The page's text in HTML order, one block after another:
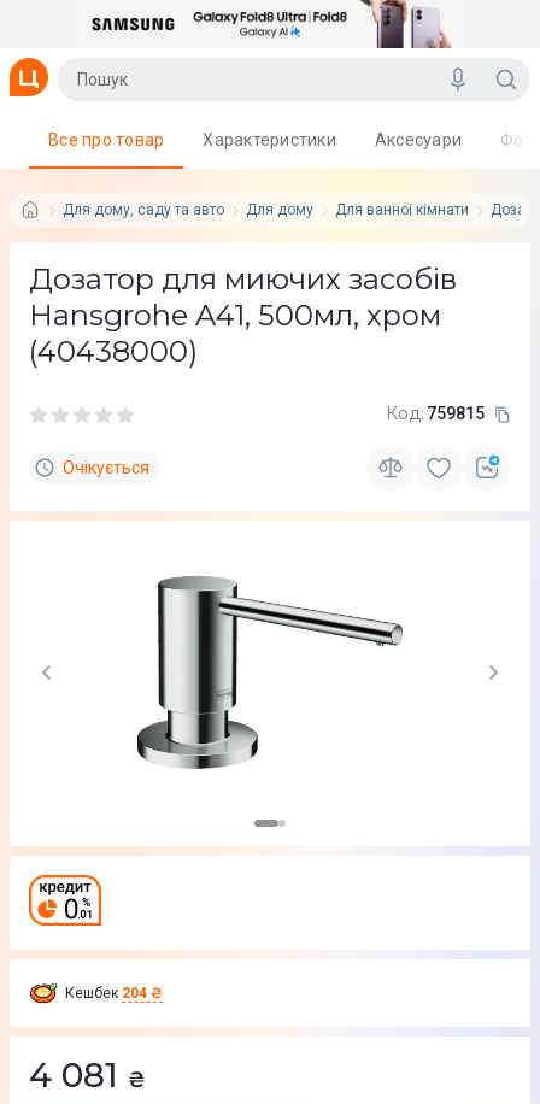
Для дому, саду та авто Для дому Для ванної кімнати
Все про товар Характеристики Аксесуари
Дозатор для миючих засобів
Hansgrohe A41, 500мл, хром
(40438000)
Код: 759815
Очікується
Кешбек 204 ₴
4 081 ₴